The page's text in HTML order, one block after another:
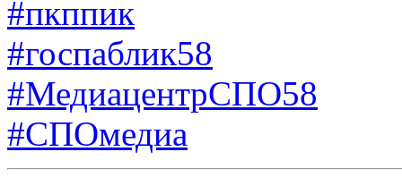
#пкппик
#госпаблик58
#МедиацентрСПО58
#СПОмедиа